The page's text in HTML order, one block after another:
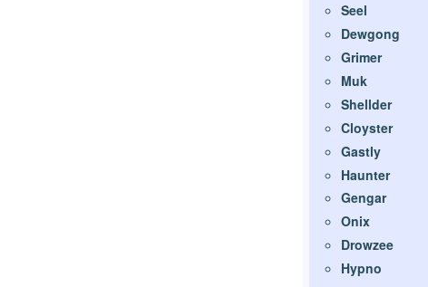
Seel
Dewgong
Grimer
Muk
Shellder
Cloyster
Gastly
Haunter
Gengar
Onix
Drowzee
Hypno